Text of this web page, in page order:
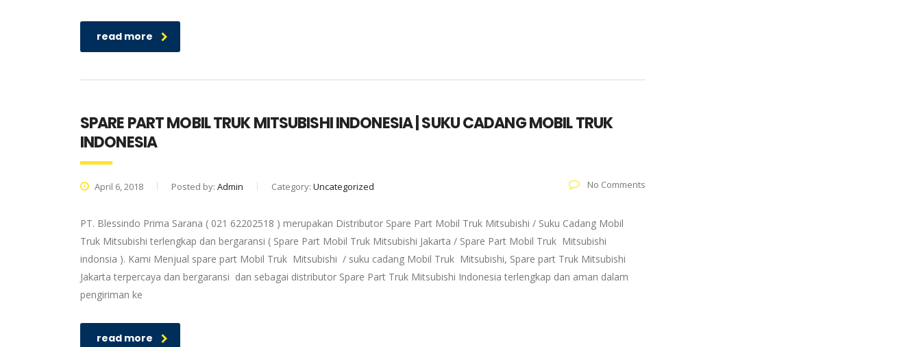
read more
SPARE PART MOBIL TRUK MITSUBISHI INDONESIA | SUKU CADANG MOBIL TRUK
INDONESIA
April 6, 2018 Posted by: Admin Category: Uncategorized No Comments
PT. Blessindo Prima Sarana ( 021 62202518 ) merupakan Distributor Spare Part Mobil Truk Mitsubishi / Suku Cadang Mobil
Truk Mitsubishi terlengkap dan bergaransi ( Spare Part Mobil Truk Mitsubishi Jakarta / Spare Part Mobil Truk Mitsubishi
indonsia ). Kami Menjual spare part Mobil Truk Mitsubishi / suku cadang Mobil Truk Mitsubishi, Spare part Truk Mitsubishi
Jakarta terpercaya dan bergaransi dan sebagai distributor Spare Part Truk Mitsubishi Indonesia terlengkap dan aman dalam
pengiriman ke
read more